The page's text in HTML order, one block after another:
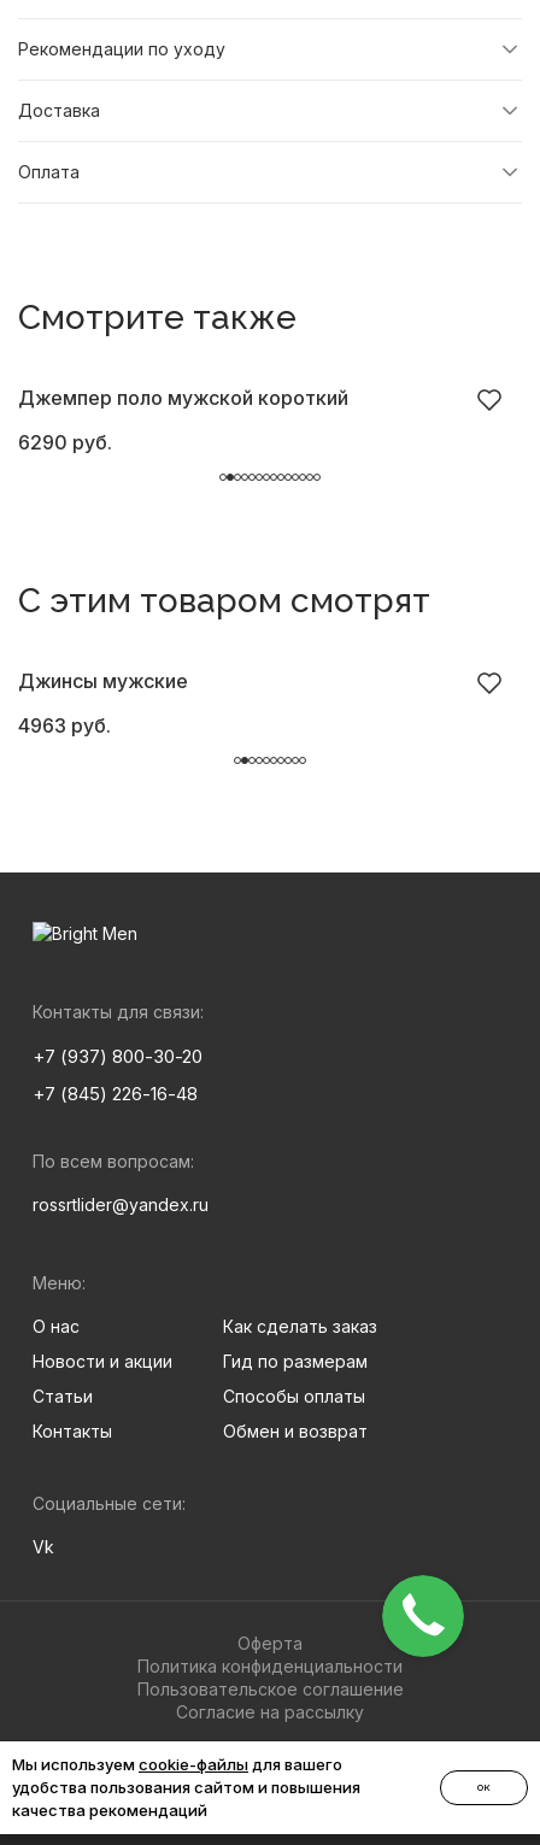
Рекомендации по уходу
Доставка
Оплата
Смотрите также
Джемпер поло мужской короткий
6290 руб.
С этим товаром смотрят
Джинсы мужские
4963 руб.
Контакты для связи:
+7 (937) 800-30-20
+7 (845) 226-16-48
По всем вопросам:
rossrtlider@yandex.ru
Меню:
О нас
Новости и акции
Статьи
Контакты
Как сделать заказ
Гид по размерам
Способы оплаты
Обмен и возврат
Социальные сети:
Vk
© 2026 BRIGHT-MEN
Оферта
Политика конфиденциальности
Пользовательское соглашение
Согласие на рассылку
ОК
Мы используемcookie-файлы для вашего
удобства пользования сайтом и повышения
качества рекомендаций